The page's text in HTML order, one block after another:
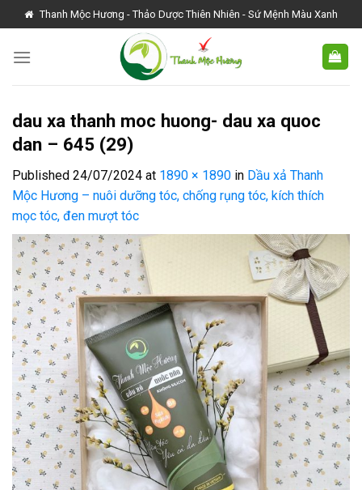
Skip
to
content
Thanh Mộc Hương - Thảo Dược Thiên Nhiên - Sứ Mệnh Màu Xanh
dau xa thanh moc huong- dau xa quoc
dan – 645 (29)
Published 24/07/2024 at 1890 × 1890 in Dầu xả Thanh
Mộc Hương – nuôi dưỡng tóc, chống rụng tóc, kích thích
mọc tóc, đen mượt tóc